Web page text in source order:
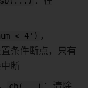
< 4') ，
条件断点，只有
断